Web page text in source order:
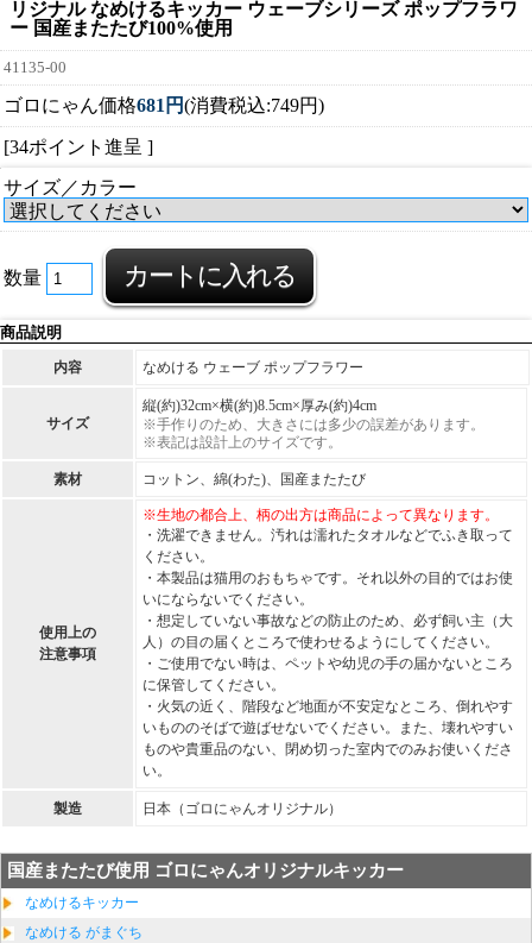
リジナル なめけるキッカー ウェーブシリーズ ポップフラワ
ー 国産またたび100%使用
41135-00
ゴロにゃん価格681円(消費税込:749円)
[34ポイント進呈 ]
サイズ／カラー
数量
商品説明
内容 なめける ウェーブ ポップフラワー
サイズ
縦(約)32cm×横(約)8.5cm×厚み(約)4cm
※手作りのため、大きさには多少の誤差があります。
※表記は設計上のサイズです。
素材 コットン、綿(わた)、国産またたび
使用上の
注意事項
※生地の都合上、柄の出方は商品によって異なります。
・洗濯できません。汚れは濡れたタオルなどでふき取って
ください。
・本製品は猫用のおもちゃです。それ以外の目的ではお使
いにならないでください。
・想定していない事故などの防止のため、必ず飼い主（大
人）の目の届くところで使わせるようにしてください。
・ご使用でない時は、ペットや幼児の手の届かないところ
に保管してください。
・火気の近く、階段など地面が不安定なところ、倒れやす
いもののそばで遊ばせないでください。また、壊れやすい
ものや貴重品のない、閉め切った室内でのみお使いくださ
い。
製造 日本（ゴロにゃんオリジナル）
国産またたび使用 ゴロにゃんオリジナルキッカー
なめけるキッカー
なめける がまぐち